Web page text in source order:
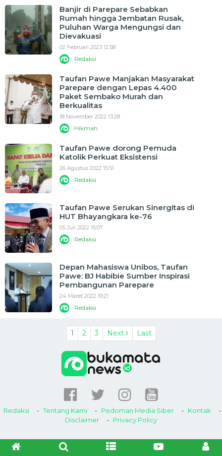
Banjir di Parepare Sebabkan
Rumah hingga Jembatan Rusak,
Puluhan Warga Mengungsi dan
Dievakuasi
02 Februari 2023 12:58
Redaksi
Taufan Pawe Manjakan Masyarakat
Parepare dengan Lepas 4.400
Paket Sembako Murah dan
Berkualitas
18 November 2022 13:28
Hikmah
Taufan Pawe dorong Pemuda
Katolik Perkuat Eksistensi
26 Agustus 2022 15:51
Redaksi
Taufan Pawe Serukan Sinergitas di
HUT Bhayangkara ke-76
05 Juli 2022 15:07
Redaksi
Depan Mahasiswa Unibos, Taufan
Pawe: BJ Habibie Sumber Inspirasi
Pembangunan Parepare
24 Maret 2022 19:21
Redaksi
1 2 3 Next Last
Redaksi Tentang Kami Pedoman Media Siber
Kontak
Disclaimer
Privacy Policy